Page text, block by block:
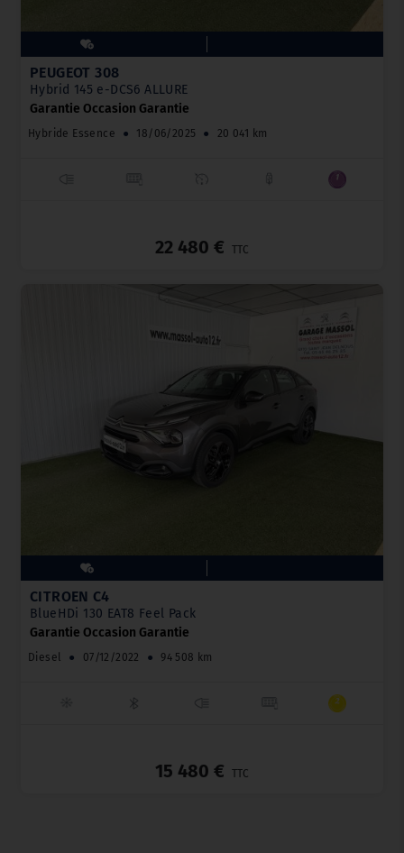
PEUGEOT 308
Hybrid 145 e-DCS6 ALLURE
Garantie Occasion Garantie
Hybride Essence ● 18/06/2025 ● 20 041 km
22 480 € TTC
CITROËN C4
BlueHDi 130 EAT8 Feel Pack
Garantie Occasion Garantie
Diesel ● 07/12/2022 ● 94 508 km
15 480 € TTC